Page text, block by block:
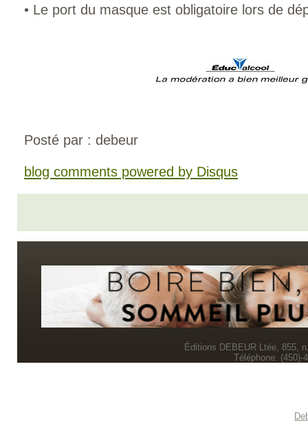
• Le port du masque est obligatoire lors de
Posté par : debeur
blog comments powered by Disqus
Éditions DEBEUR Ltée, 855,
Téléphone: (450)-